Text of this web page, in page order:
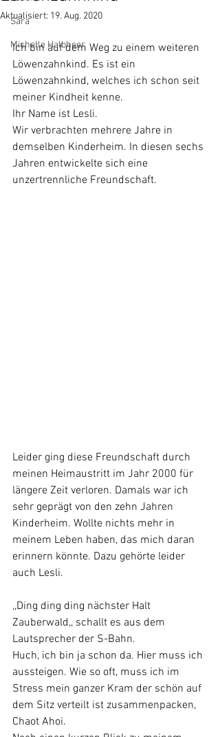
Sara
Michelle Halbheer
Aktualisiert: 19. Aug. 2020
Ich bin auf dem Weg zu einem weiteren
Löwenzahnkind. Es ist ein
Löwenzahnkind, welches ich schon seit
meiner Kindheit kenne.
Ihr Name ist Lesli.
Wir verbrachten mehrere Jahre in
demselben Kinderheim. In diesen sechs
Jahren entwickelte sich eine
unzertrennliche Freundschaft.
Leider ging diese Freundschaft durch
meinen Heimaustritt im Jahr 2000 für
längere Zeit verloren. Damals war ich
sehr geprägt von den zehn Jahren
Kinderheim. Wollte nichts mehr in
meinem Leben haben, das mich daran
erinnern könnte. Dazu gehörte leider
auch Lesli.
,,Ding ding ding nächster Halt
Zauberwald,, schallt es aus dem
Lautsprecher der S-Bahn.
Huch, ich bin ja schon da. Hier muss ich
aussteigen. Wie so oft, muss ich im
Stress mein ganzer Kram der schön auf
dem Sitz verteilt ist zusammenpacken,
Chaot Ahoi.